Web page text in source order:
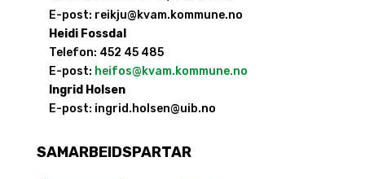
E-post: reikju@kvam.kommune.no
Heidi Fossdal
Telefon: 452 45 485
E-post: heifos@kvam.kommune.no
Ingrid Holsen
E-post: ingrid.holsen@uib.no
SAMARBEIDSPARTAR